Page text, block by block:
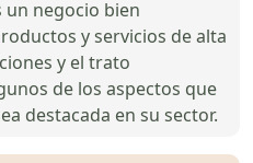
un negocio bien
y servicios de alta
y el trato
de los aspectos que
destacada en su sector.